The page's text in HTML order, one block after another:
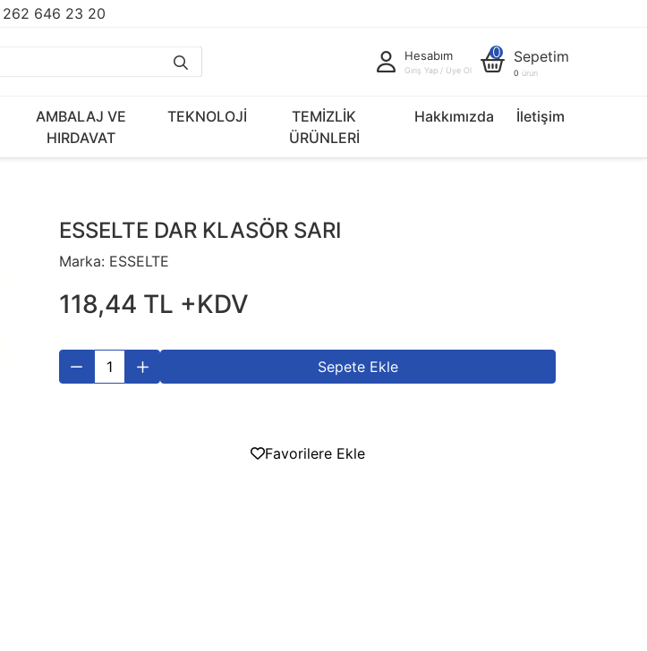
262 646 23 20
Hesabım
Giriş Yap / Üye Ol
0 Sepetim
0 ürün
AMBALAJ VE
HIRDAVAT
TEKNOLOJİ
TEMİZLİK
ÜRÜNLERİ
Hakkımızda İletişim
ESSELTE DAR KLASÖR SARI
Marka: ESSELTE
118,44 TL +KDV
Sepete Ekle
Favorilere Ekle